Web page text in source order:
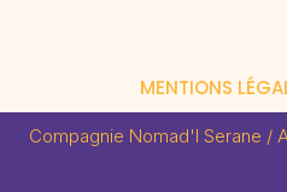
MENTIONS
Compagnie Nomad'I Serane /